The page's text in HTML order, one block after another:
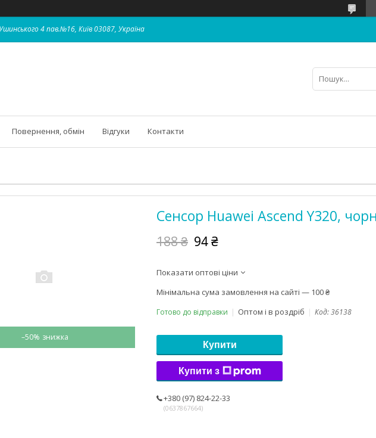
4 пав.№16, Київ 03087, Україна
Повернення, обмін Відгуки Контакти
–50%
Сенсор Huawei Ascend Y320,
188 ₴ 94 ₴
Показати оптові ціни
Мінімальна сума замовлення на сайті — 100 ₴
Готово до відправки Оптом і в роздріб Код:36138
Купити
Купити з
+380 (97) 824-22-33
0637867664